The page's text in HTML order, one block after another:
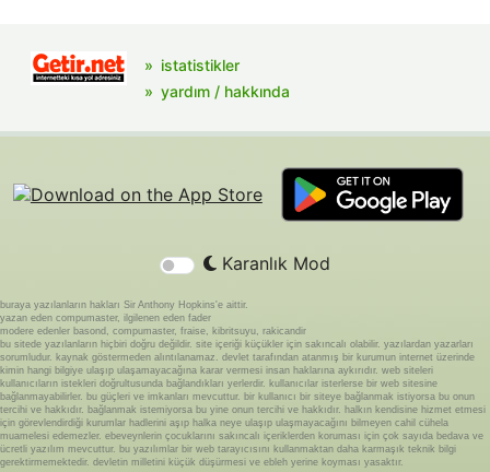
istatistikler
yardım / hakkında
Karanlık Mod
buraya yazılanların hakları Sir Anthony Hopkins'e aittir.
yazan eden compumaster, ilgilenen eden fader
modere edenler basond, compumaster, fraise, kibritsuyu, rakicandir
bu sitede yazılanların hiçbiri doğru değildir. site içeriği küçükler için sakıncalı olabilir. yazılardan yazarları
sorumludur. kaynak göstermeden alıntılanamaz. devlet tarafından atanmış bir kurumun internet üzerinde
kimin hangi bilgiye ulaşıp ulaşamayacağına karar vermesi insan haklarına aykırıdır. web siteleri
kullanıcıların istekleri doğrultusunda bağlandıkları yerlerdir. kullanıcılar isterlerse bir web sitesine
bağlanmayabilirler. bu güçleri ve imkanları mevcuttur. bir kullanıcı bir siteye bağlanmak istiyorsa bu onun
tercihi ve hakkıdır. bağlanmak istemiyorsa bu yine onun tercihi ve hakkıdır. halkın kendisine hizmet etmesi
için görevlendirdiği kurumlar hadlerini aşıp halka neye ulaşıp ulaşmayacağını bilmeyen cahil cühela
muamelesi edemezler. ebeveynlerin çocuklarını sakıncalı içeriklerden koruması için çok sayıda bedava ve
ücretli yazılım mevcuttur. bu yazılımlar bir web tarayıcısını kullanmaktan daha karmaşık teknik bilgi
gerektirmemektedir. devletin milletini küçük düşürmesi ve ebleh yerine koyması yasaktır.